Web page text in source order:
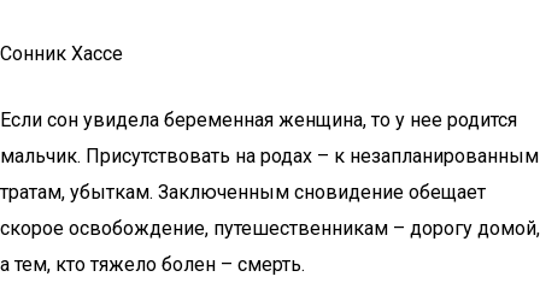
Сонник Хассе
Если сон увидела беременная женщина, то у нее родится
мальчик. Присутствовать на родах – к незапланированным
тратам, убыткам. Заключенным сновидение обещает
скорое освобождение, путешественникам – дорогу домой,
а тем, кто тяжело болен – смерть.